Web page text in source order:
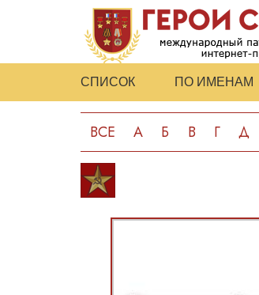
СПИСОК ПО ИМЕНАМ
ВСЕ А Б В Г Д